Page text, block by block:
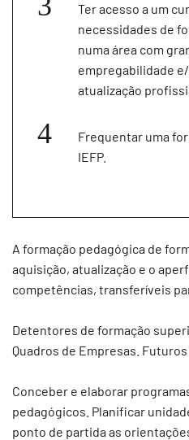
Ter acesso a um
necessidades de
numa área com
empregabilidade
atualização
Frequentar uma
IEFP.
A formação pedagógica de
aquisição, atualização e o
competências, transferíveis
Detentores de formação
Quadros de Empresas. Futuros
Conceber e elaborar
pedagógicos. Planificar
ponto de partida as